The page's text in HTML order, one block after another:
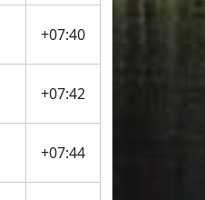
+07:40
+07:42
+07:44